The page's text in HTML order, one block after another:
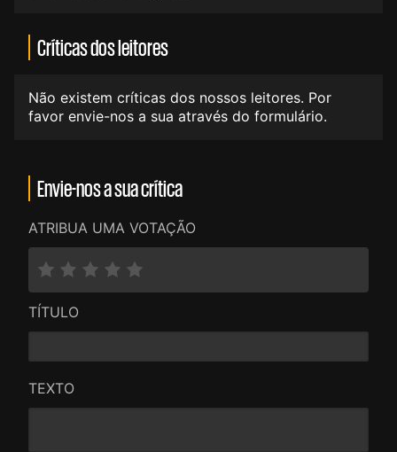
Críticas dos leitores
Não existem críticas dos nossos leitores. Por
favor envie-nos a sua através do formulário.
Envie-nos a sua crítica
ATRIBUA UMA VOTAÇÃO
TÍTULO
TEXTO